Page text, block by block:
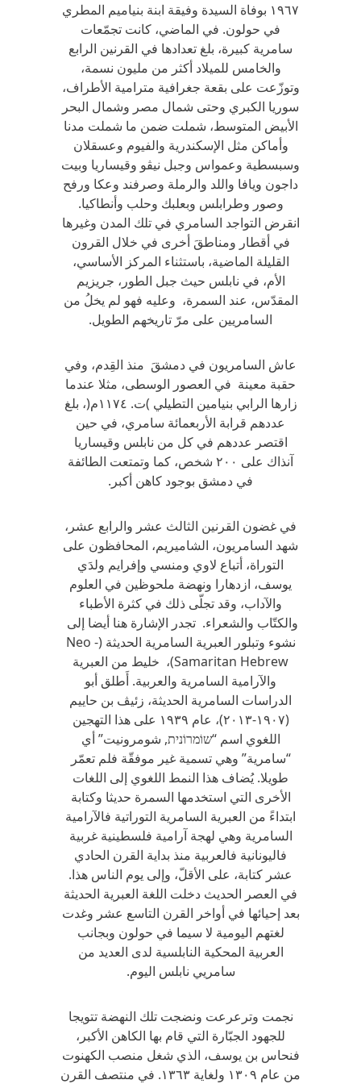
١٩٦٧ بوفاة السيدة وفيقة ابنة بنياميم المطري
في حولون. في الماضي، كانت تجمّعات
سامرية كبيرة، بلغ تعدادها في القرنين الرابع
والخامس للميلاد أكثر من مليون نسمة،
وتوزّعت على بقعة جغرافية مترامية الأطراف،
سوريا الكبري وحتى شمال مصر وشمال البحر
الأبيض المتوسط، شملت ضمن ما شملت مدنا
وأماكن مثل الإسكندرية والفيوم وعسقلان
وسبسطية وعمواس وجبل نيڤو وقيساريا وبيت
داجون ويافا واللد والرملة وصرفند وعكا ورفح
وصور وطرابلس وبعلبك وحلب وأنطاكيا.
انقرض التواجد السامري في تلك المدن وغيرها
في أقطار ومناطقَ أخرى في خلال القرون
القليلة الماضية، باستثناء المركز الأساسي،
الأم، في نابلس حيث جبل الطور، جريزيم
المقدّس، عند السمرة، وعليه فهو لم يخلُ من
السامريين على مرّ تاريخهم الطويل.
عاش السامريون في دمشقَ منذ القِدم، وفي
حقبة معينة في العصور الوسطى، مثلا عندما
زارها الرابي بنيامين التطيلي )ت. ١١٧٤م(، بلغ
عددهم قرابة الأربعمائة سامري، في حين
اقتصر عددهم في كل من نابلس وقيساريا
آنذاك على ٢٠٠ شخص، كما وتمتعت الطائفة
في دمشق بوجود كاهن أكبر.
في غضون القرنين الثالث عشر والرابع عشر،
شهد السامريون، الشاميريم، المحافظون على
التوراة، أتباع لاوي ومنسي وإفرايم ولدَي
يوسف، ازدهارا ونهضة ملحوظين في العلوم
والآداب، وقد تجلّى ذلك في كثرة الأطباء
والكتّاب والشعراء. تجدر الإشارة هنا أيضا إلى
نشوء وتبلور العبرية السامرية الحديثة (Neo -
Samaritan Hebrew)، خليط من العبرية
والآرامية السامرية والعربية. أَطلق أبو
الدراسات السامرية الحديثة، زئيڤ بن حاييم
(١٩٠٧-٢٠١٣)، عام ١٩٣٩ على هذا التهجين
اللغوي اسم “שוֹמרוֹנית, شومرونيت” أي
“سامرية” وهي تسمية غير موفقّة فلم تعمّر
طويلا. يُضاف هذا النمط اللغوي إلى اللغات
الأخرى التي استخدمها السمرة حديثا وكتابة
ابتداءً من العبرية السامرية التوراتية فالآرامية
السامرية وهي لهجة آرامية فلسطينية غربية
فاليونانية فالعربية منذ بداية القرن الحادي
عشر كتابة، على الأقلّ، وإلى يوم الناس هذا.
في العصر الحديث دخلت اللغة العبرية الحديثة
بعد إحيائها في أواخر القرن التاسع عشر وغدت
لغتهم اليومية لا سيما في حولون وبجانب
العربية المحكية النابلسية لدى العديد من
سامريي نابلس اليوم.
نجمت وترعرعت ونضجت تلك النهضة تتويجا
للجهود الجبّارة التي قام بها الكاهن الأكبر،
فنحاس بن يوسف، الذي شغل منصب الكهنوت
من عام ١٣٠٩ ولغاية ١٣٦٣. في منتصف القرن